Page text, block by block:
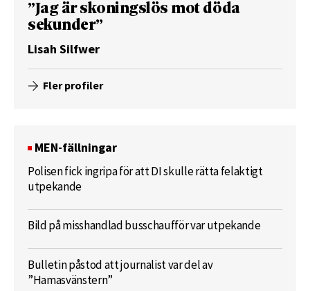
”Jag är skoningslös mot döda
sekunder”
Lisah Silfwer
Fler profiler
MEN-fällningar
Polisen fick ingripa för att DI skulle rätta felaktigt
utpekande
Bild på misshandlad busschaufför var utpekande
Bulletin påstod att journalist var del av
”Hamasvänstern”